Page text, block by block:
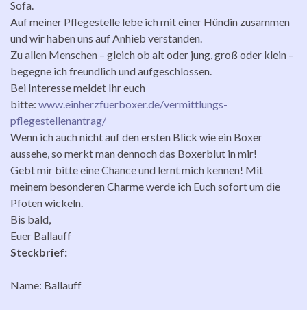
Sofa.
Auf meiner Pflegestelle lebe ich mit einer Hündin zusammen
und wir haben uns auf Anhieb verstanden.
Zu allen Menschen – gleich ob alt oder jung, groß oder klein –
begegne ich freundlich und aufgeschlossen.
Bei Interesse meldet Ihr euch
bitte: www.einherzfuerboxer.de/vermittlungs-
pflegestellenantrag/
Wenn ich auch nicht auf den ersten Blick wie ein Boxer
aussehe, so merkt man dennoch das Boxerblut in mir!
Gebt mir bitte eine Chance und lernt mich kennen! Mit
meinem besonderen Charme werde ich Euch sofort um die
Pfoten wickeln.
Bis bald,
Euer Ballauff
Steckbrief:
Name: Ballauff